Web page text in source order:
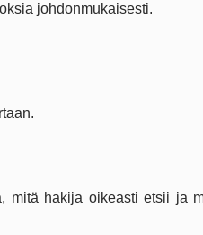
johdonmukaisesti.
mitä hakija oikeasti etsii ja